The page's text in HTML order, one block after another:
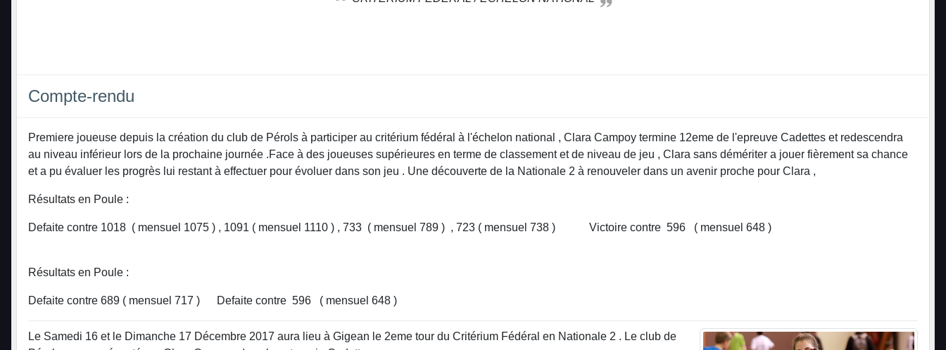
Compte-rendu
Premiere joueuse depuis la création du club de Pérols à participer au critérium fédéral à l'échelon national , Clara Campoy termine 12eme de l'epreuve Cadettes et redescendra
au niveau inférieur lors de la prochaine journée .Face à des joueuses supérieures en terme de classement et de niveau de jeu , Clara sans démériter a jouer fièrement sa chance
et a pu évaluer les progrès lui restant à effectuer pour évoluer dans son jeu . Une découverte de la Nationale 2 à renouveler dans un avenir proche pour Clara ,
Résultats en Poule :
Defaite contre 1018 ( mensuel 1075 ) , 1091 ( mensuel 1110 ) , 733 ( mensuel 789 ) , 723 ( mensuel 738 ) Victoire contre 596 ( mensuel 648 )
Résultats en Poule :
Defaite contre 689 ( mensuel 717 ) Defaite contre 596 ( mensuel 648 )
Le Samedi 16 et le Dimanche 17 Décembre 2017 aura lieu à Gigean le 2eme tour du Critérium Fédéral en Nationale 2 . Le club de